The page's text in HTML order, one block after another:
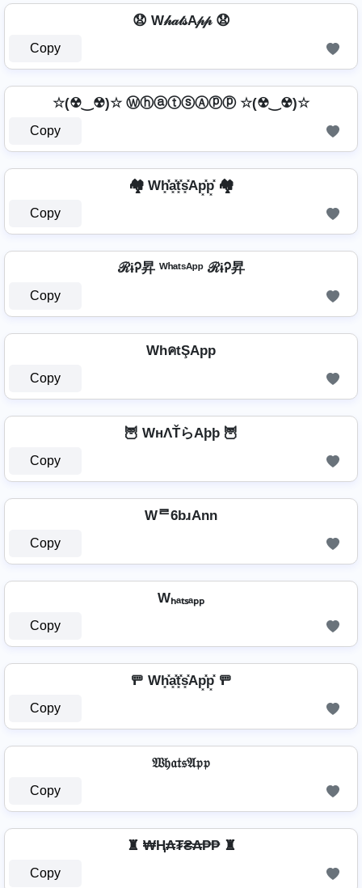
😧 W𝒽𝒶𝓉𝓈A𝓅𝓅 😧
Copy
☆(☢‿☢)☆ ⓌⓗⓐⓣⓢⒶⓟⓟ ☆(☢‿☢)☆
Copy
🏘️ Wh͓̽̾a͓̽t͓̽s͓̽Ap͓̽p͓̽ 🏘️
Copy
ℛɨᎮ昇 ᵂʰᵃᵗˢᴬᵖᵖ ℛɨᎮ昇
Copy
WhคtŞApp
Copy
🦉 WнΛŤらAþþ 🦉
Copy
Wᄅ6bɹAnn
Copy
Wₕₐₜₛₐₚₚ
Copy
🚥 Wh͓̽a͓̽t͓̽s͓̽Ap͓̽p͓̽ 🚥
Copy
𝔚𝔥𝔞𝔱𝔰𝔄𝔭𝔭
Copy
♜ ₩Ⱨ₳₮₴₳₱₱ ♜
Copy